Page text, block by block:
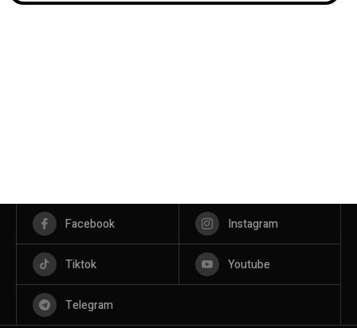
Facebook Instagram
Tiktok Youtube
Telegram